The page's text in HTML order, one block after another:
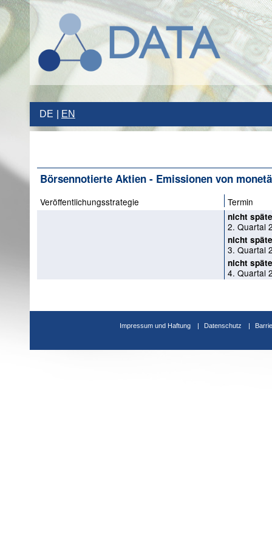
DE EN
Börsennotierte Aktien - Emissionen von
Veröffentlichungsstrategie Termin
nicht
2. Quartal
nicht
3. Quartal
nicht
4. Quartal
Impressum und Haftung Datenschutz